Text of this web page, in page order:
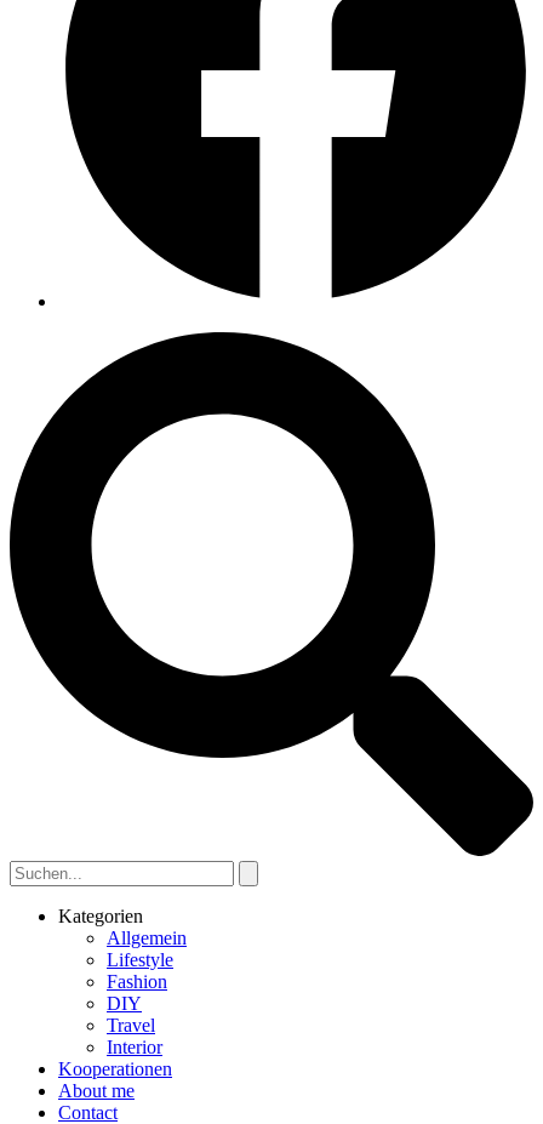
Kategorien
Allgemein
Lifestyle
Fashion
DIY
Travel
Interior
Kooperationen
About me
Contact